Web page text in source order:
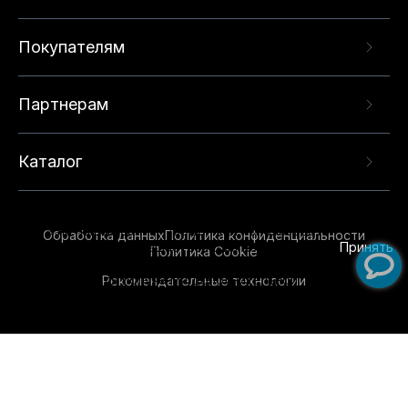
Покупателям
Партнерам
Каталог
Обработка данныхПолитика конфиденциальности
Политика Cookie
Рекомендательные технологии
опыта на нашем сайте. Продолжая использовать
данный сайт, вы соглашаетесь с использованием
технологий. Для получения дополнительной
Принять